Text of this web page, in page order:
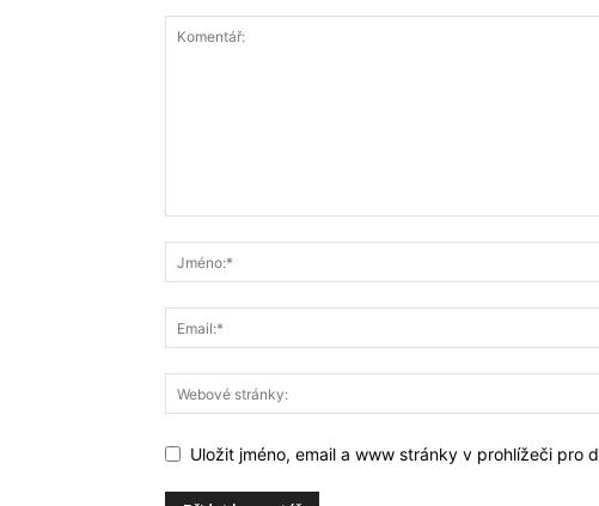
Uložit jméno, email a www stránky v prohlížeči pro